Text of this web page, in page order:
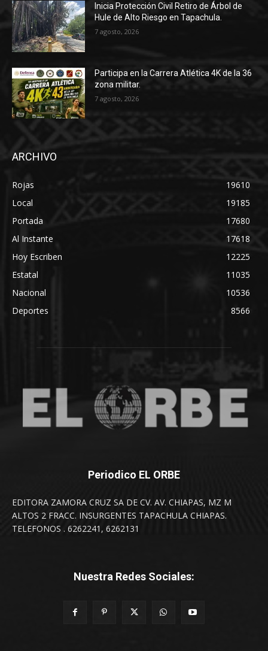
Inicia Protección Civil Retiro de Árbol de
Hule de Alto Riesgo en Tapachula.
7 agosto, 2026
Participa en la Carrera Atlética 4K de la 36
zona militar.
7 agosto, 2026
ARCHIVO
Rojas
19610
Local
19185
Portada
17680
Al Instante
17618
Hoy Escriben
12225
Estatal
11035
Nacional
10536
Deportes
8566
Periodico EL ORBE
EDITORA ZAMORA CRUZ SA DE CV. AV. CHIAPAS, MZ M
ALTOS 2 FRACC. INSURGENTES TAPACHULA CHIAPAS.
TELEFONOS . 6262241, 6262131
Nuestra Redes Sociales: